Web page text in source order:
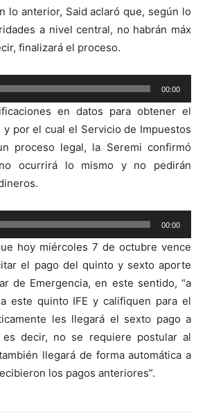
lo anterior, Said aclaró que, según lo
a nivel central, no habrán máx
finalizará el proceso.
00:00
en datos para obtener el
y por el cual el Servicio de Impuestos
proceso legal, la Seremi confirmó
ocurrirá lo mismo y no pedirán
00:00
hoy miércoles 7 de octubre vence
el pago del quinto y sexto aporte
de Emergencia, en este sentido, “a
este quinto IFE y califiquen para el
les llegará el sexto pago a
decir, no se requiere postular al
llegará de forma automática a
los pagos anteriores”.